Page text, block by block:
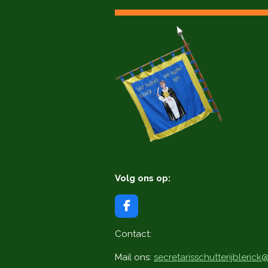
Volg ons op:
F
a
c
b
Contact:
Mail ons: